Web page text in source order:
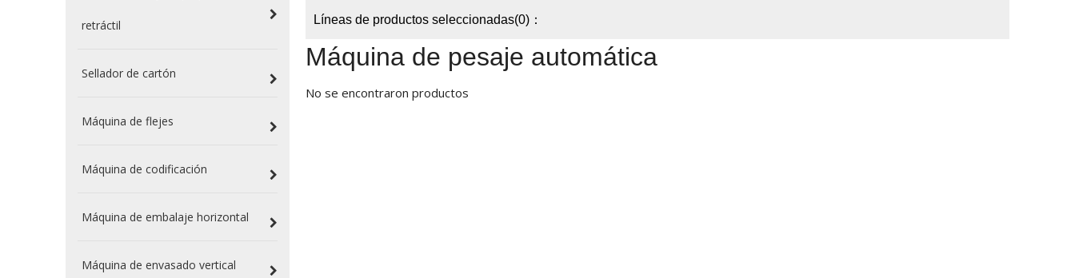
retráctil
Sellador de cartón
Máquina de flejes
Máquina de codificación
Máquina de embalaje horizontal
Máquina de envasado vertical
Líneas de productos seleccionadas(0)：
Máquina de pesaje automática
No se encontraron productos